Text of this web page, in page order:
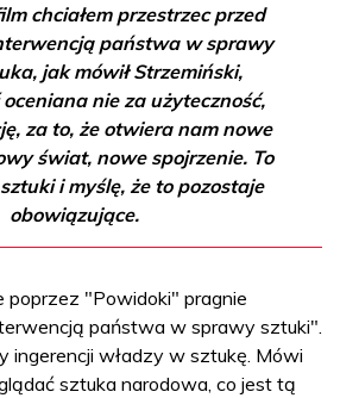
chciałem przestrzec przed
państwa w sprawy
jak mówił Strzemiński,
nie za użyteczność,
za to, że otwiera nam nowe
świat, nowe spojrzenie. To
i myślę, że to pozostaje
obowiązujące.
poprzez "Powidoki" pragnie
państwa w sprawy sztuki".
ingerencji władzy w sztukę. Mówi
sztuka narodowa, co jest tą